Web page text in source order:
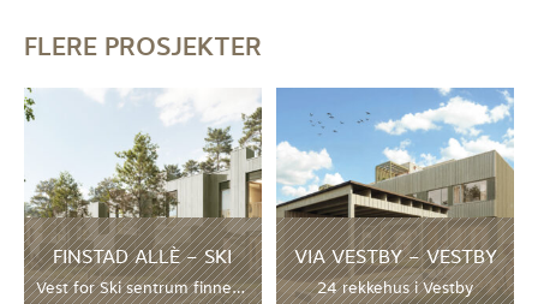
FLERE PROSJEKTER
FINSTAD ALLÈ – SKI
Vest for Ski sentrum finner du Finstad allè. Ett rolig og etablert småhusområde med lite biltrafikk, med alt du trenger daglig, ett steinkast unna. Her skal vi bygge 15 smakfulle rekkehus, i et trygt og godt boligområde. Prosjektet er sluttsolgt!
VIA VESTBY – VESTBY
24 rekkehus i Vestby